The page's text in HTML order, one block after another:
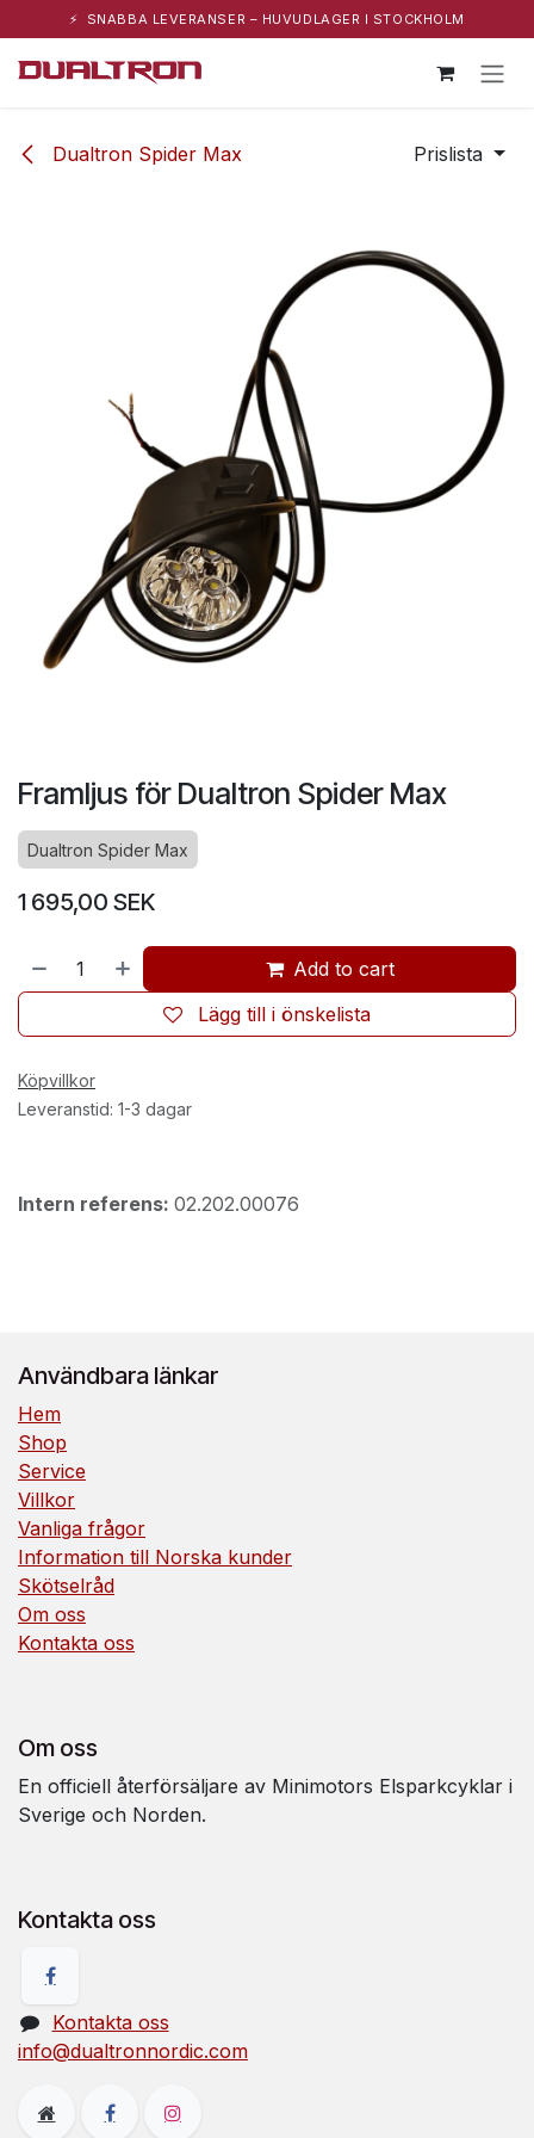
⚡ SNABBA LEVERANSER – HUVUDLAGER I STOCKHOLM
Dualtron Spider Max Prislista
Framljus för Dualtron Spider Max
Dualtron Spider Max
1 695,00 SEK
Add to cart
Lägg till i önskelista
Köpvillkor
Leveranstid: 1-3 dagar
Intern referens: 02.202.00076
Användbara länkar
Hem
Shop
Service
Villkor
Vanliga frågor
Information till Norska kunder
Skötselråd
Om oss
Kontakta oss
Om oss
En officiell återförsäljare av Minimotors Elsparkcyklar i
Sverige och Norden.
Kontakta oss
Kontakta oss
info@dualtronnordic.com